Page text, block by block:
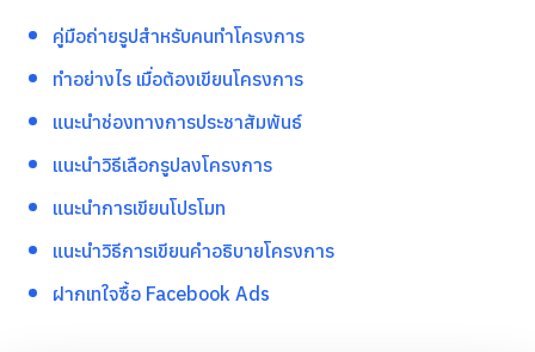
คู่มือถ่ายรูปสำหรับคนทำโครงการ
ทำอย่างไร เมื่อต้องเขียนโครงการ
แนะนำช่องทางการประชาสัมพันธ์
แนะนำวิธีเลือกรูปลงโครงการ
แนะนำการเขียนโปรโมท
แนะนำวิธีการเขียนคำอธิบายโครงการ
ฝากเทใจซื้อ Facebook Ads